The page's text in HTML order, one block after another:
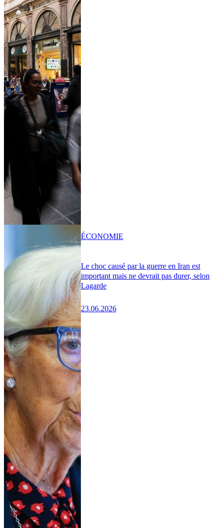
Le choc causé par la guerre en Iran est
important mais ne devrait pas durer, selon
Lagarde
23.06.2026
ÉCONOMIE